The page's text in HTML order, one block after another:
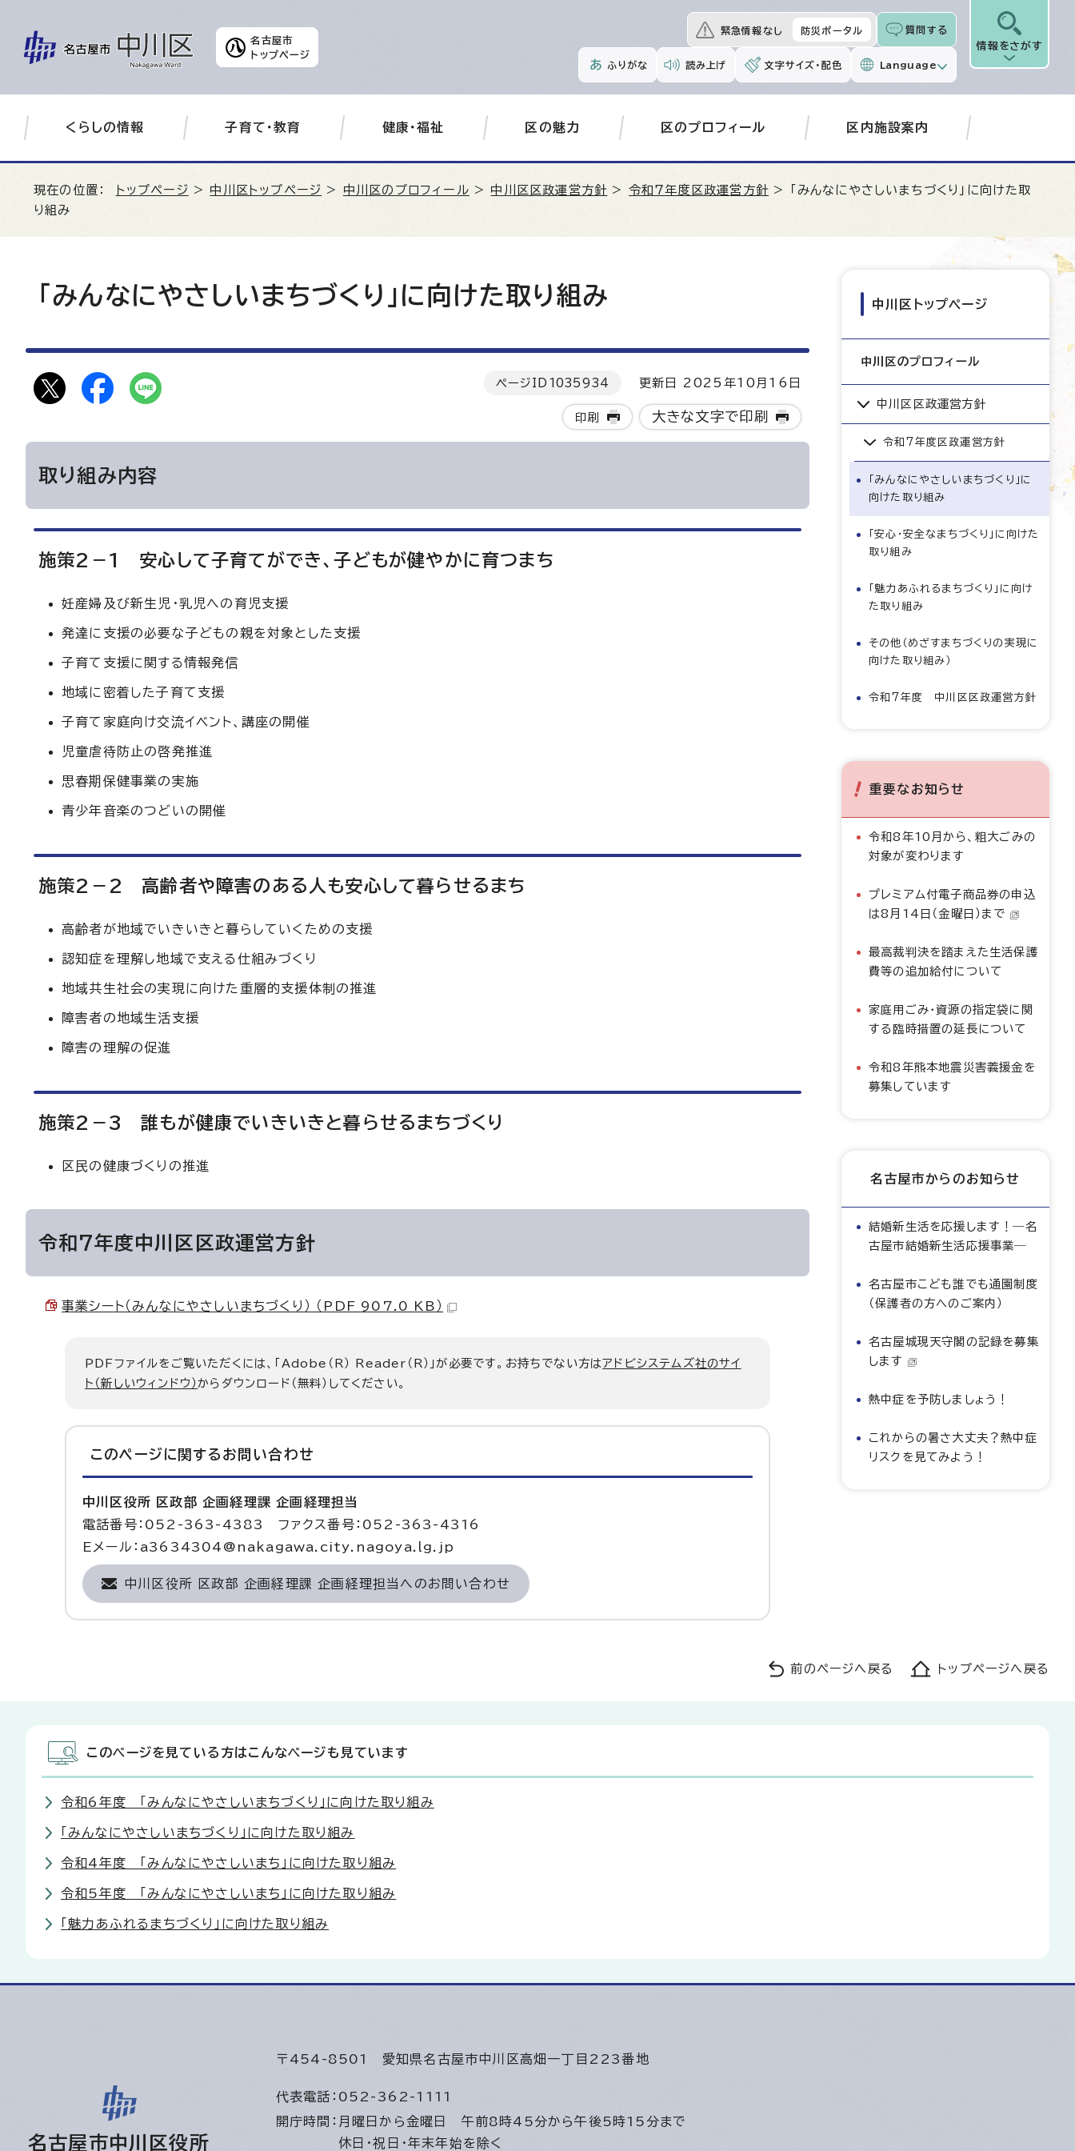
名古屋市
トップページ
緊急情報なし 防災ポータル 質問する
ふりがな 読み上げ 文字サイズ・配色 Language
情報をさがす
くらしの情報 子育て・教育 健康・福祉 区の魅力 区のプロフィール 区内施設案内
現在の位置： トップページ > 中川区トップページ > 中川区のプロフィール > 中川区区政運営方針 > 令和7年度区政運営方針 > 「みんなにやさしいまちづくり」に向けた取
り組み
「みんなにやさしいまちづくり」に向けた取り組み
ページID 1035934 更新日 2025年10月16日
印刷 大きな文字で印刷
取り組み内容
施策2－1 安心して子育てができ、子どもが健やかに育つまち
妊産婦及び新生児・乳児への育児支援
発達に支援の必要な子どもの親を対象とした支援
子育て支援に関する情報発信
地域に密着した子育て支援
子育て家庭向け交流イベント、講座の開催
児童虐待防止の啓発推進
思春期保健事業の実施
青少年音楽のつどいの開催
施策2－2 高齢者や障害のある人も安心して暮らせるまち
高齢者が地域でいきいきと暮らしていくための支援
認知症を理解し地域で支える仕組みづくり
地域共生社会の実現に向けた重層的支援体制の推進
障害者の地域生活支援
障害の理解の促進
施策2－3 誰もが健康でいきいきと暮らせるまちづくり
区民の健康づくりの推進
令和7年度中川区区政運営方針
事業シート（みんなにやさしいまちづくり） （PDF 907.0 KB）
PDFファイルをご覧いただくには、「Adobe（R） Reader（R）」が必要です。お持ちでない方はアドビシステムズ社のサイ
ト（新しいウィンドウ）からダウンロード（無料）してください。
このページに関する お問い合わせ
中川区役所 区政部 企画経理課 企画経理担当
電話番号：052-363-4383 ファクス番号：052-363-4316
Eメール：a3634304@nakagawa.city.nagoya.lg.jp
中川区役所 区政部 企画経理課 企画経理担当へのお問い合わせ
中川区トップページ
中川区のプロフィール
中川区区政運営方針
令和7年度区政運営方針
「みんなにやさしいまちづくり」に
向けた取り組み
「安心・安全なまちづくり」に向けた
取り組み
「魅力あふれるまちづくり」に向け
た取り組み
その他（めざすまちづくりの実現に
向けた取り組み）
令和7年度 中川区区政運営方針
重要なお知らせ
令和8年10月から、粗大ごみの
対象が変わります
プレミアム付電子商品券の申込
は8月14日（金曜日）まで
最高裁判決を踏まえた生活保護
費等の追加給付について
家庭用ごみ・資源の指定袋に関
する臨時措置の延長について
令和8年熊本地震災害義援金を
募集しています
名古屋市からのお知らせ
結婚新生活を応援します！―名
古屋市結婚新生活応援事業―
名古屋市こども誰でも通園制度
（保護者の方へのご案内）
名古屋城現天守閣の記録を募集
します
熱中症を予防しましょう！
これからの暑さ大丈夫？熱中症
リスクを見てみよう！
前のページへ戻る トップページへ戻る
このページを見ている方はこんなページも見ています
令和6年度 「みんなにやさしいまちづくり」に向けた取り組み
「みんなにやさしいまちづくり」に向けた取り組み
令和4年度 「みんなにやさしいまち」に向けた取り組み
令和5年度 「みんなにやさしいまち」に向けた取り組み
「魅力あふれるまちづくり」に向けた取り組み
名古屋市中川区役所
〒454-8501 愛知県名古屋市中川区高畑一丁目223番地
代表電話： 052-362-1111
開庁時間： 月曜日から金曜日 午前8時45分から午後5時15分まで
休日・祝日・年末年始を除く